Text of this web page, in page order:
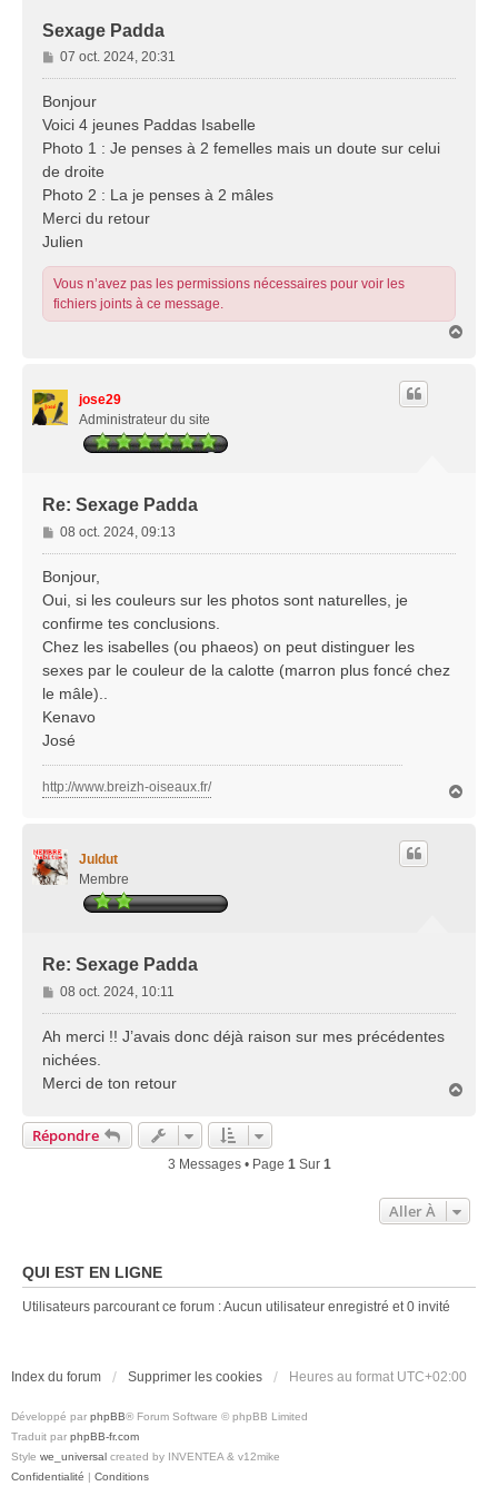
Sexage Padda
M
e
s
s
g
e
07 oct. 2024, 20:31
Bonjour
Voici 4 jeunes Paddas Isabelle
Photo 1 : Je penses à 2 femelles mais un doute sur celui
de droite
Photo 2 : La je penses à 2 mâles
Merci du retour
Julien
Vous n’avez pas les permissions nécessaires pour voir les
fichiers joints à ce message.
jose29
Administrateur du site
Re: Sexage Padda
M
e
s
g
e
08 oct. 2024, 09:13
Bonjour,
Oui, si les couleurs sur les photos sont naturelles, je
confirme tes conclusions.
Chez les isabelles (ou phaeos) on peut distinguer les
sexes par le couleur de la calotte (marron plus foncé chez
le mâle)..
Kenavo
José
http://www.breizh-oiseaux.fr/
Juldut
Membre
Re: Sexage Padda
M
e
s
g
08 oct. 2024, 10:11
Ah merci !! J’avais donc déjà raison sur mes précédentes
nichées.
Merci de ton retour
Répondre
3 Messages • Page 1Sur 1
Aller À
QUI EST EN LIGNE
Utilisateurs parcourant ce forum : Aucun utilisateur enregistré et 0 invité
Index du forum Supprimer les cookies Heures au format UTC+02:00
Développé par phpBB® Forum Software © phpBB Limited
Traduit par phpBB-fr.com
Style we_universal created by INVENTEA & v12mike
Confidentialité | Conditions